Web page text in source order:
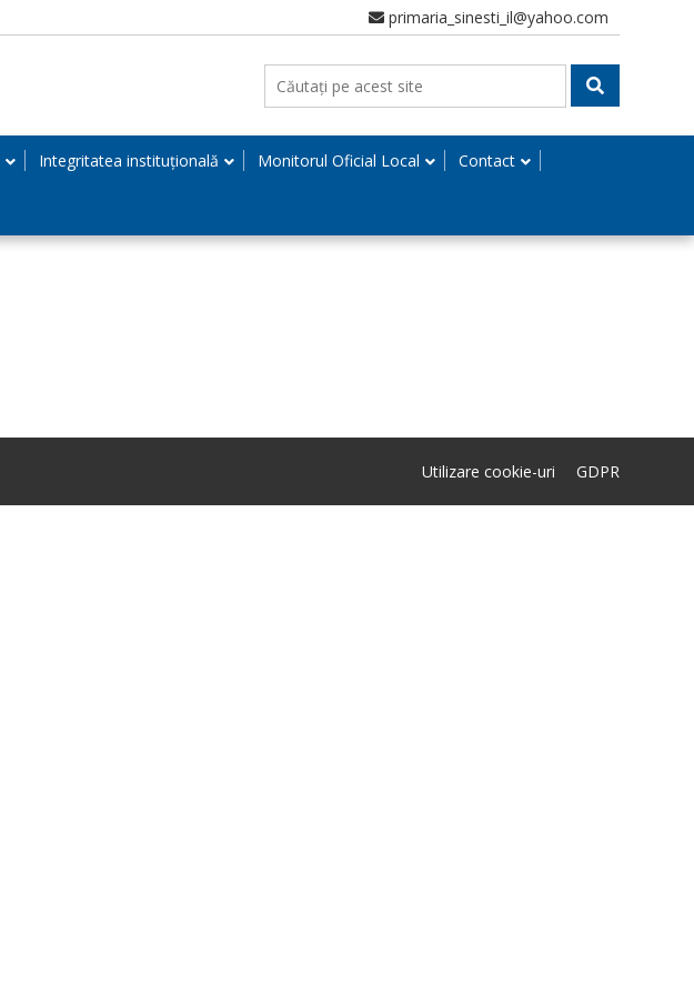
primaria_sinesti_il@yahoo.com
Integritatea instituțională Monitorul Oficial Local Contact
Utilizare cookie-uri GDPR